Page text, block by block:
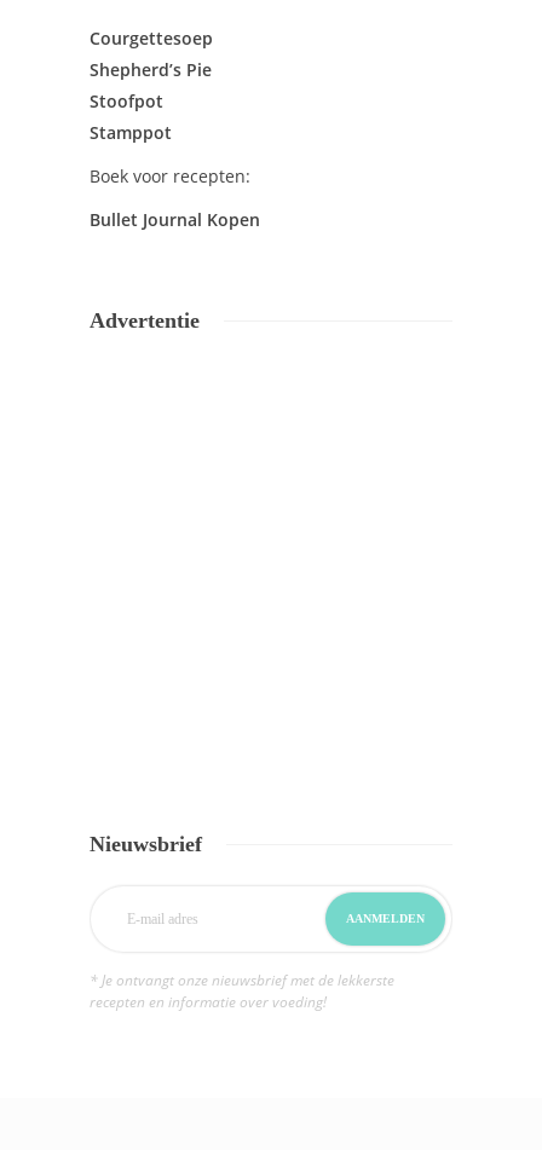
Courgettesoep
Shepherd’s Pie
Stoofpot
Stamppot
Boek voor recepten:
Bullet Journal Kopen
Advertentie
Nieuwsbrief
* Je ontvangt onze nieuwsbrief met de lekkerste
recepten en informatie over voeding!